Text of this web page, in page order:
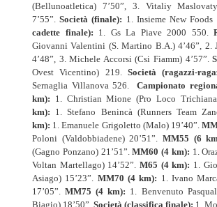
(Bellunoatletica) 7’50”, 3. Vitaliy
7’55”.Società (finale): 1. Insieme New Foods
cadette finale): 1. Gs La Piave 2000 550.
Giovanni Valentini (S. Martino B.A.) 4’46”, 2.
4’48”, 3. Michele Accorsi (Csi Fiamm) 4’57”.
Ovest Vicentino) 219. Società (ragazzi-
Sernaglia Villanova 526. Campionato
km): 1. Christian Mione (Pro Loco
km): 1. Stefano Benincà (Runners Team
km): 1. Emanuele Grigoletto (Malo) 19’40”.
Poloni (Valdobbiadene) 20’51”. MM55 (6
(Gagno Ponzano) 21’51”.MM60 (4 km): 1.
Voltan Martellago) 14’52”. M65 (4 km): 1.
Asiago) 15’23”. MM70 (4 km): 1. Ivano
17’05”.MM75 (4 km): 1. Benvenuto
Biagio) 18’50”. Società (classifica finale): 1.